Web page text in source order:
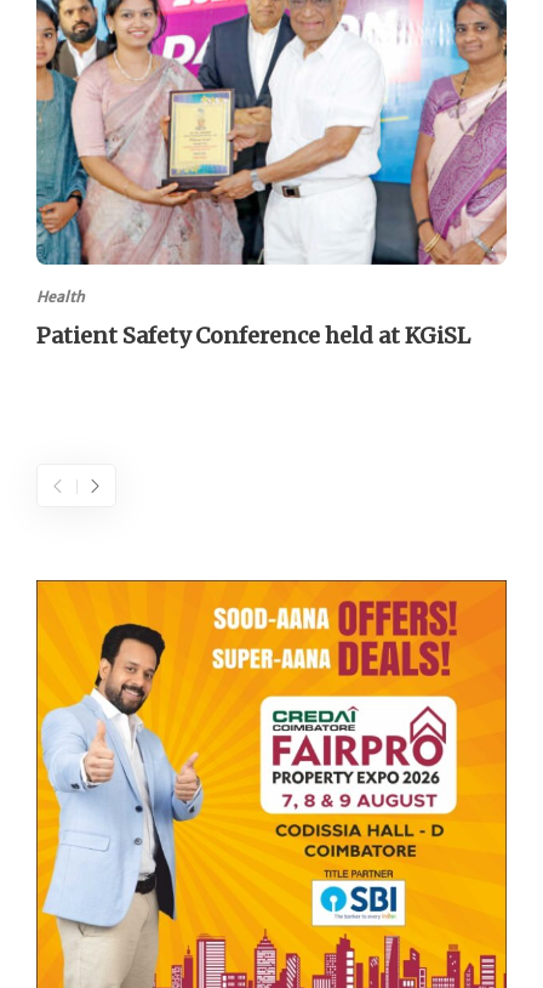
Health
Patient Safety Conference held at KGiSL